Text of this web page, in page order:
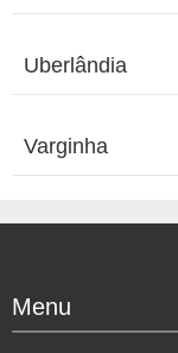
Uberlândia
Varginha
Menu